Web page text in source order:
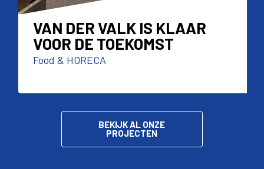
VAN DER VALK IS KLAAR
VOOR DE TOEKOMST
Food & HORECA
BEKIJK AL ONZE
PROJECTEN